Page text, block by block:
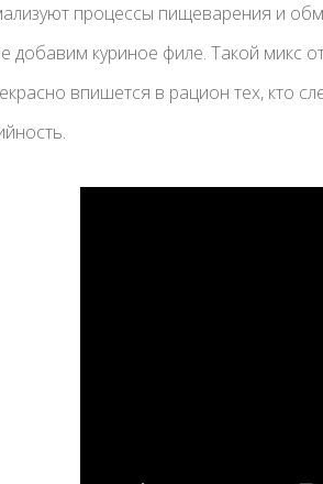
процессы пищеварения и
добавим куриное филе. Такой микс
впишется в рацион тех, кто